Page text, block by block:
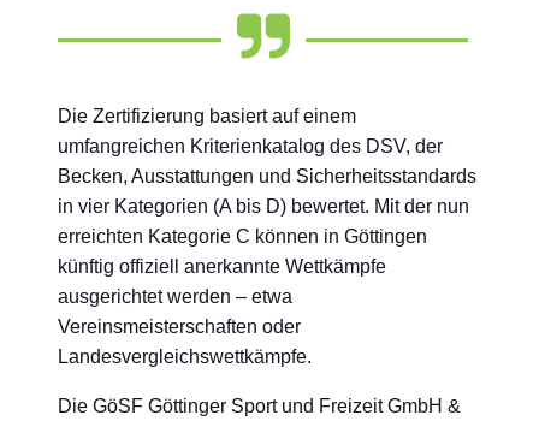
Die Zertifizierung basiert auf einem
umfangreichen Kriterienkatalog des DSV, der
Becken, Ausstattungen und Sicherheitsstandards
in vier Kategorien (A bis D) bewertet. Mit der nun
erreichten Kategorie C können in Göttingen
künftig offiziell anerkannte Wettkämpfe
ausgerichtet werden – etwa
Vereinsmeisterschaften oder
Landesvergleichswettkämpfe.
Die GöSF Göttinger Sport und Freizeit GmbH &